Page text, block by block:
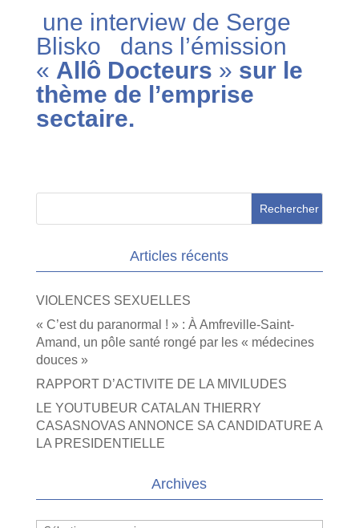
une interview de Serge
Blisko dans l’émission
« Allô Docteurs » sur le
thème de l’emprise
sectaire.
Articles récents
VIOLENCES SEXUELLES
« C’est du paranormal ! » : À Amfreville-Saint-
Amand, un pôle santé rongé par les « médecines
douces »
RAPPORT D’ACTIVITE DE LA MIVILUDES
LE YOUTUBEUR CATALAN THIERRY
CASASNOVAS ANNONCE SA CANDIDATURE A
LA PRESIDENTIELLE
Archives